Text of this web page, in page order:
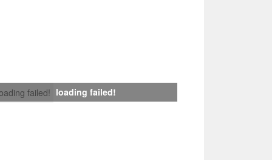
failed! loading failed!